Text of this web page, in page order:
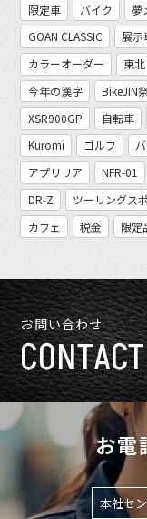
限定車 バイク 夢
GOAN CLASSIC
展示
カラーオーダー
東北
今年の漢字
BikeJIN
XSR900GP
自転車
Kuromi
ゴルフ
アプリリア
NFR-01
DR-Z
ツーリングス
カフェ
税金 限定
お問い合わせ
CONTACT
お電
本社セ